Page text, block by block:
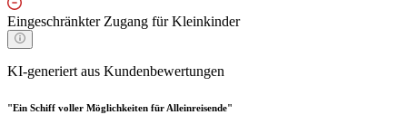
Eingeschränkter Zugang für Kleinkinder
KI-generiert aus Kundenbewertungen
"Ein Schiff voller Möglichkeiten für Alleinreisende"